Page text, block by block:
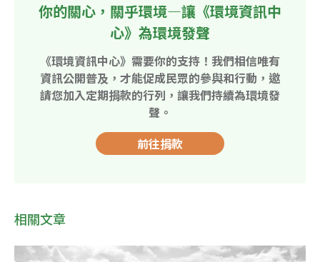
你的關心，關乎環境—讓《環境資訊中
心》為環境發聲
《環境資訊中心》需要你的支持！我們相信唯有
資訊公開普及，才能促成民眾的參與和行動，邀
請您加入定期捐款的行列，讓我們持續為環境發
聲。
前往捐款
相關文章